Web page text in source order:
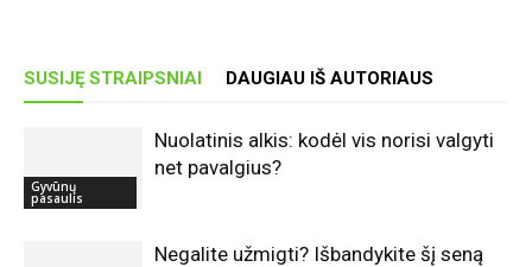
SUSIJĘ STRAIPSNIAI DAUGIAU IŠ AUTORIAUS
Gyvūnų
pasaulis
Nuolatinis alkis: kodėl vis norisi valgyti
net pavalgius?
Negalite užmigti? Išbandykite šį seną